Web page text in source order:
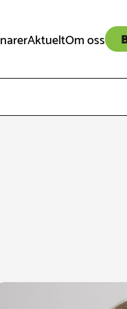
AktueltOm oss